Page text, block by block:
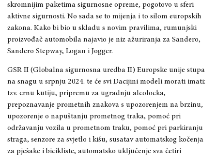
skromnijim paketima sigurnosne opreme, pogotovo u sferi
aktivne sigurnosti. No sada se to mijenja i to silom europskih
zakona. Kako bi bio u skladu s novim pravilima, rumunjski
proizvođač automobila najavio je niz ažuriranja za Sandero,
Sandero Stepway, Logan i Jogger.
GSR II (Globalna sigurnosna uredba II) Europske unije stupa
na snagu u srpnju 2024. te će svi Dacijini modeli morati imati:
tzv. crnu kutiju, pripremu za ugradnju alcolocka,
prepoznavanje prometnih znakova s upozorenjem na brzinu,
upozorenje o napuštanju prometnog traka, pomoć pri
održavanju vozila u prometnom traku, pomoć pri parkiranju
straga, senzore za svjetlo i kišu, susatav automatskog kočenja
za pješake i bicikliste, automatsko uključenje sva četiri